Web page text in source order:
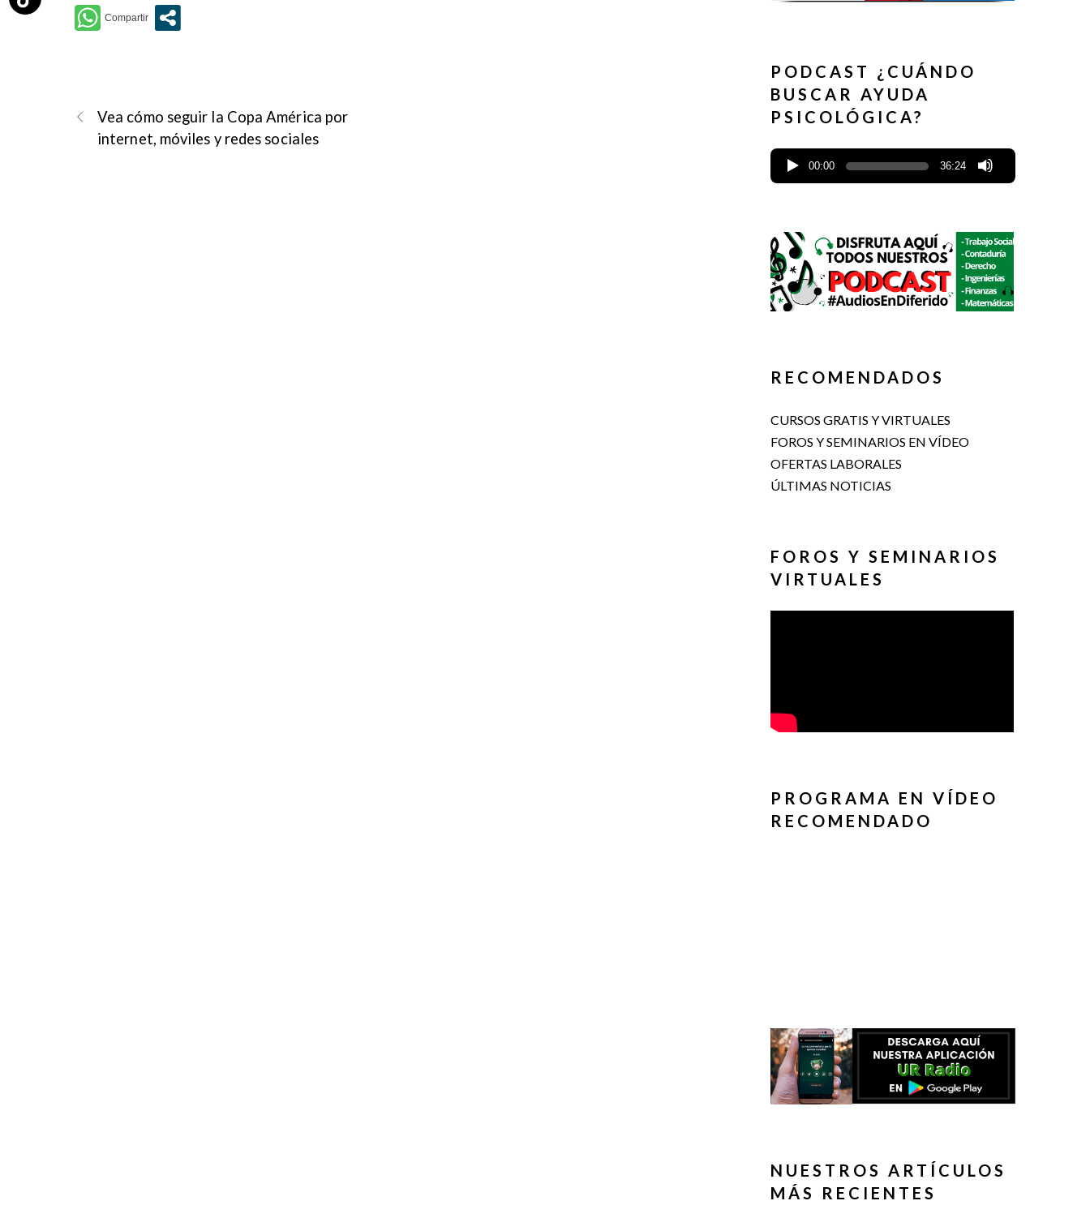
Vea cómo seguir la Copa América por
internet, móviles y redes sociales
PODCAST ¿CUÁNDO
BUSCAR AYUDA
PSICOLÓGICA?
00:00 36:24
RECOMENDADOS
CURSOS GRATIS Y VIRTUALES
FOROS Y SEMINARIOS EN VÍDEO
OFERTAS LABORALES
ÚLTIMAS NOTICIAS
FOROS Y SEMINARIOS
VIRTUALES
PROGRAMA EN VÍDEO
RECOMENDADO
NUESTROS ARTÍCULOS
MÁS RECIENTES